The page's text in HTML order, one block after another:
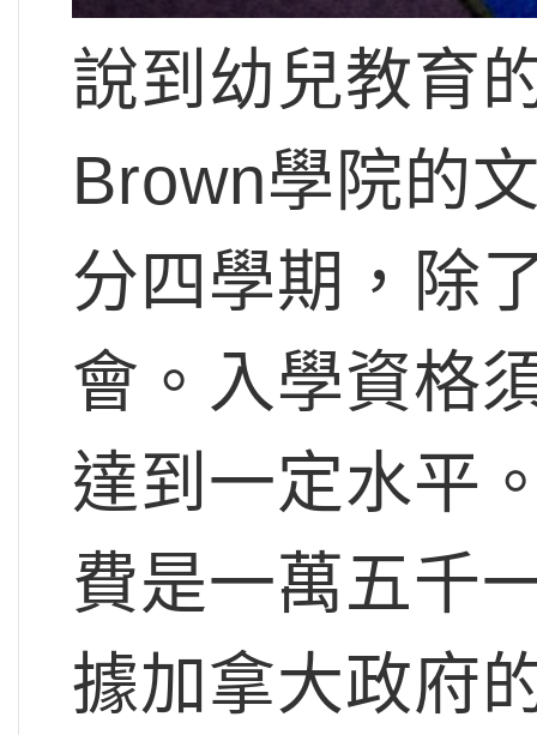
說到幼兒教育
Brown學院的
分四學期，除
會。入學資格
達到一定水平
費是一萬五千
據加拿大政府